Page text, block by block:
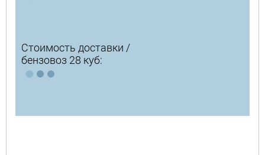
Стоимость доставки /
бензовоз 28 куб: